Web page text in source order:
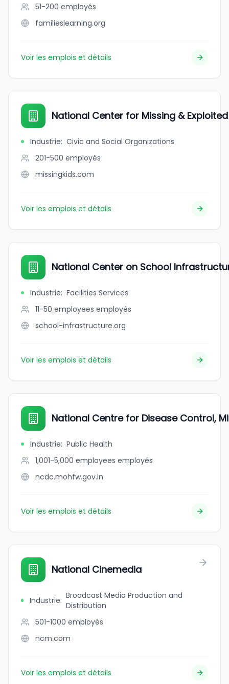
51-200 employés
familieslearning.org
Voir les emplois et détails
National Center for Missing &
Industrie: Civic and Social Organizations
201-500 employés
missingkids.com
Voir les emplois et détails
National Center on School
Industrie: Facilities Services
11-50 employees employés
school-infrastructure.org
Voir les emplois et détails
National Centre for Disease Control,
Industrie: Public Health
1,001-5,000 employees employés
ncdc.mohfw.gov.in
Voir les emplois et détails
National Cinemedia
Industrie: Broadcast Media Production and
Distribution
501-1000 employés
ncm.com
Voir les emplois et détails